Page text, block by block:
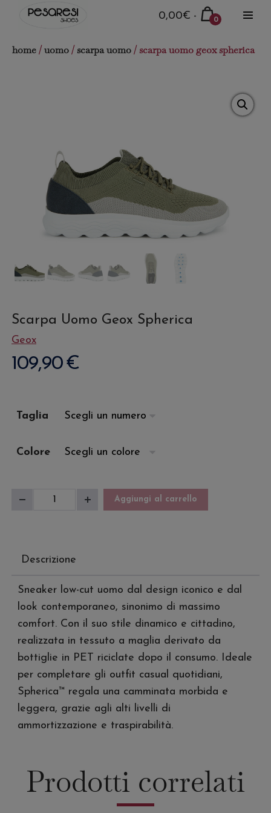
Carrello
spesa
0,00€ -
0
carrello
home/uomo/ scarpa uomo/ scarpa uomo geox spherica
Scarpa Uomo Geox Spherica
Geox
109,90€
Taglia
Colore
Scarpa
quantità
Aumenta
Aggiungi al carrello
Descrizione
Sneaker low-cut uomo dal design iconico e dal
look contemporaneo, sinonimo di massimo
comfort. Con il suo stile dinamico e cittadino,
realizzata in tessuto a maglia derivato da
bottiglie in PET riciclate dopo il consumo. Ideale
per completare gli outfit casual quotidiani,
Spherica™ regala una camminata morbida e
leggera, grazie agli alti livelli di
ammortizzazione e traspirabilità.
Prodotti correlati